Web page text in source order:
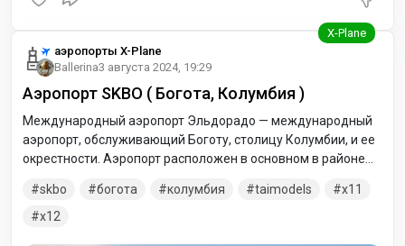
аэропорты X-Plane
Ballerina3 августа 2024, 19:29
Аэропорт SKBO ( Богота, Колумбия )
Международный аэропорт Эльдорадо — международный
аэропорт, обслуживающий Боготу, столицу Колумбии, и ее
окрестности. Аэропорт расположен в основном в районе
Энгатива и через муниципалитет Фунза в провинции
Западная Саванна департамента Кундинамарка.
skbo богота колумбия taimodels
x11
x12